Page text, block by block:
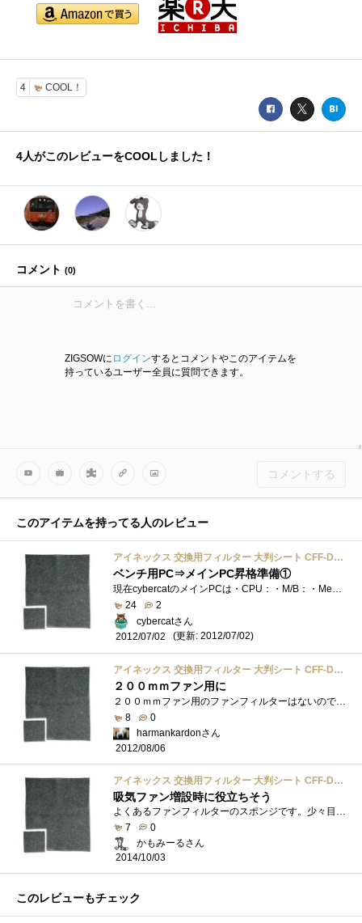
4 COOL！
4人がこのレビューをCOOLしました！
コメント (0)
ZIGSOWに ログインするとコメントやこのアイテムを
持っているユーザー全員に質問できます。
コメントする
このアイテムを持ってる人のレビュー
アイネックス 交換用フィルター 大判シート CFF-DF270
ベンチ用PC⇒メインPC昇格準備①
現在cybercatのメインPCは・CPU：・M/B：・Memory：・Video：・MainStorage：・Power：・Optical：といった感じで、AMD系としては（FXがふるわなかったので）ま�...
24
2
cybercatさん
2012/07/02
(更新: 2012/07/02)
アイネックス 交換用フィルター 大判シート CFF-DF270
２００ｍｍファン用に
２００ｍｍファン用のファンフィルターはないので，コレで代用することにしました．使用したＰＣケースは，ＥＮＥＲＭＡＸのＥＣＡ３２２０�...
8
0
harmankardonさん
2012/08/06
アイネックス 交換用フィルター 大判シート CFF-DF270
吸気ファン増設時に役立ちそう
7
0
かもみーるさん
2014/10/03
このレビューもチェック